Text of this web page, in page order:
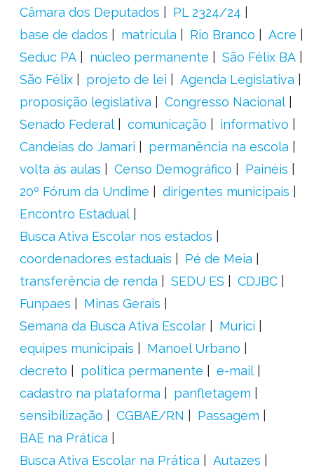
Câmara dos Deputados
PL 2324/24
base de dados
matrícula Rio Branco
Acre
Seduc PA
núcleo permanente
São Félix BA
São Félix
projeto de lei
Agenda Legislativa
proposição legislativa
Congresso Nacional
Senado Federal
comunicação
informativo
Candeias do Jamari
permanência na escola
volta ás aulas
Censo Demográfico
Painéis
20º Fórum da Undime
dirigentes municipais
Encontro Estadual
Busca Ativa Escolar nos estados
coordenadores estaduais
Pé de Meia
transferência de renda
SEDU ES
CDJBC
Funpaes
Minas Gerais
Semana da Busca Ativa Escolar
Murici
equipes municipais
Manoel Urbano
decreto
política permanente
e-mail
cadastro na plataforma
panfletagem
sensibilização
CGBAE/RN
Passagem
BAE na Prática
Busca Ativa Escolar na Prática
Autazes